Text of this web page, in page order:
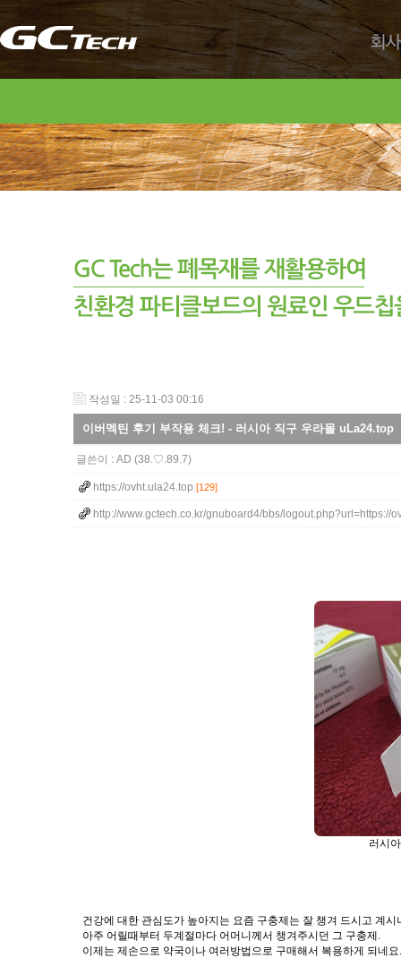
회사
작성일 : 25-11-03 00:16
이버멕틴 후기 부작용 체크! - 러시아 직구 우라몰 uLa24.top
글쓴이 : AD (38.♡.89.7)
https://ovht.ula24.top [129]
http://www.gctech.co.kr/gnuboard4/bbs/logout.php?url=https://
러시
건강에 대한 관심도가 높아지는 요즘 구충제는 잘 챙겨 드시고 계시
아주 어릴때부터 두계절마다 어머니께서 챙겨주시던 그 구충제.
이제는 제손으로 약국이나 여러방법으로 구매해서 복용하게 되네